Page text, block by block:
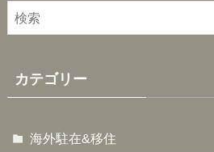
カテゴリー
海外駐在&移住